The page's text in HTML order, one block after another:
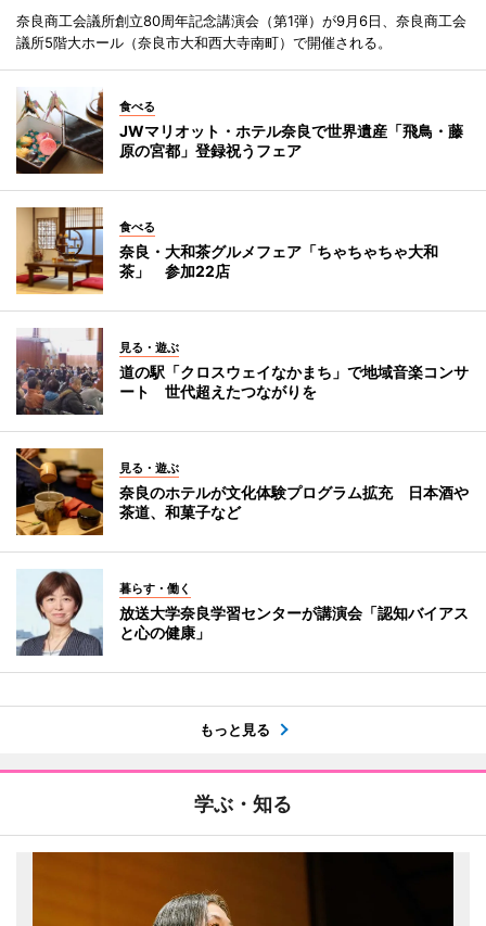
奈良商工会議所創立80周年記念講演会（第1弾）が9月6日、奈良商工会
議所5階大ホール（奈良市大和西大寺南町）で開催される。
食べる
JWマリオット・ホテル奈良で世界遺産「飛鳥・藤
原の宮都」登録祝うフェア
食べる
奈良・大和茶グルメフェア「ちゃちゃちゃ大和
茶」 参加22店
見る・遊ぶ
道の駅「クロスウェイなかまち」で地域音楽コンサ
ート 世代超えたつながりを
見る・遊ぶ
奈良のホテルが文化体験プログラム拡充 日本酒や
茶道、和菓子など
暮らす・働く
放送大学奈良学習センターが講演会「認知バイアス
と心の健康」
もっと見る
学ぶ・知る